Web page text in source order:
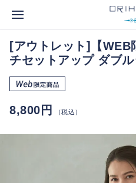
[アウトレット]【WEB
チセットアップ ダブ
8,800円 （税込）